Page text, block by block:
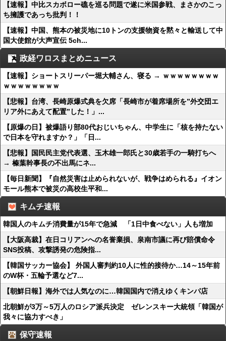
【速報】中比スカボロー礁を巡る問題で遂に米国参戦、まさかのこっ
ち擁護であっち批判！！
【速報】中国、熊本の被災地に10トンの支援物資を黙々と輸送して中
国大使館が大声宣伝 5ch...
政経ワロスまとめニュース
【速報】ショートスリーパー堀大輔さん、寝る → ｗｗｗｗｗｗｗｗ
ｗｗｗｗｗｗｗｗ
【悲報】台湾、長崎原爆式典を欠席「長崎市が着席場所を”外交団エ
リア外にあえて配置”した！」...
【原爆の日】被爆語り部80代おじいちゃん、中学生に「核を持たない
で日本を守れますか？」「日...
【悲報】国民民主党代表選、玉木雄一郎氏と30歳若手の一騎打ちへ
→ 榛葉幹事長の不出馬にネ...
【毎日新聞】『自然災害は止められないが、戦争はめられる』イオン
モール熊本で被災の高校生平和...
キムチ速報
韓国人のキムチ消費量が15年で急減 「1日中食べない」人も増加
【大阪高裁】在日コリアンへの名誉棄損、泉南市議に再び賠償命令
SNS投稿、攻撃誘発の危険指...
【韓国サッカー協会】 外国人審判約10人に性的接待か…14～15年前
のW杯・五輪予選など7...
【朝鮮日報】海外では人気なのに…韓国国内で消えゆくキンパ店
北朝鮮が3万～5万人のロシア派兵決定 ゼレンスキー大統領「韓国が
我々に協力すべき」
保守速報